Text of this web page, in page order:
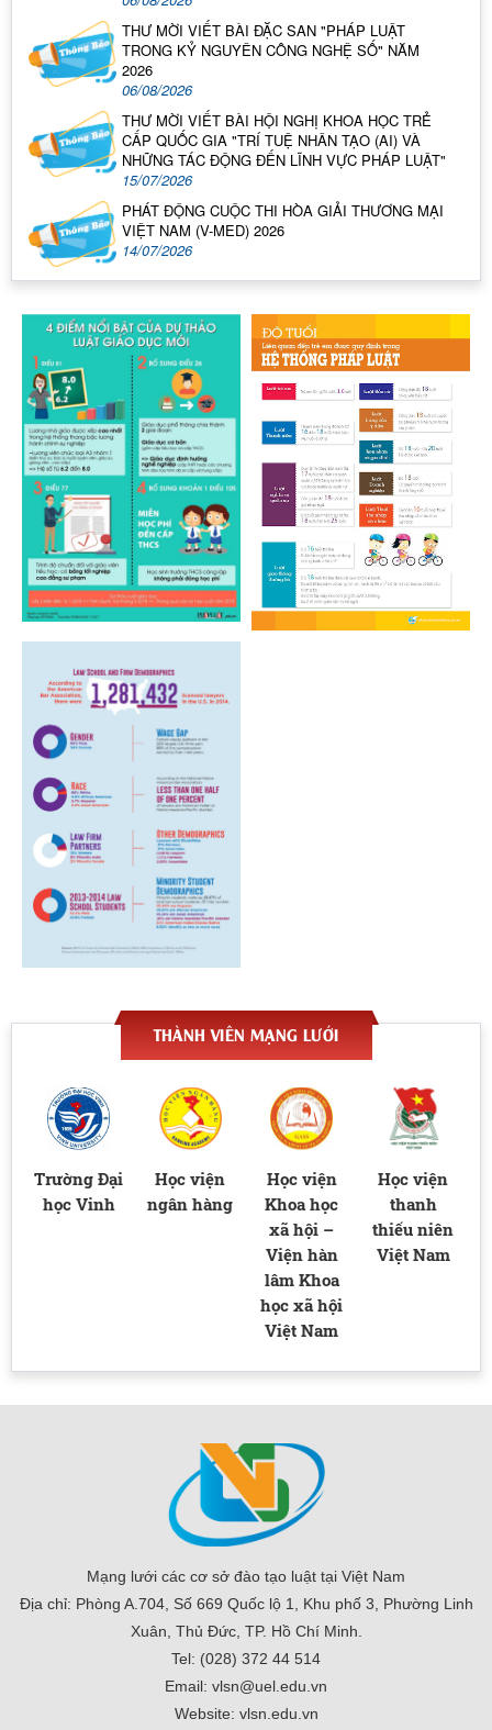
THƯ MỜI VIẾT BÀI ĐẶC SAN "PHÁP LUẬT
TRONG KỶ NGUYÊN CÔNG NGHỆ SỐ" NĂM
2026
06/08/2026
THƯ MỜI VIẾT BÀI HỘI NGHỊ KHOA HỌC TRẺ
CẤP QUỐC GIA "TRÍ TUỆ NHÂN TẠO (AI) VÀ
NHỮNG TÁC ĐỘNG ĐẾN LĨNH VỰC PHÁP LUẬT"
15/07/2026
PHÁT ĐỘNG CUỘC THI HÒA GIẢI THƯƠNG MẠI
VIỆT NAM (V-MED) 2026
14/07/2026
THÀNH VIÊN MẠNG LƯỚI
Trường Đại
học Vinh
Học viện
ngân hàng
Học viện
Khoa học
xã hội –
Viện hàn
lâm Khoa
học xã hội
Việt Nam
Học viện
thanh
thiếu niên
Việt Nam
Mạng lưới các cơ sở đào tạo luật tại Việt Nam
Địa chỉ: Phòng A.704, Số 669 Quốc lộ 1, Khu phố 3, Phường Linh
Xuân, Thủ Đức, TP. Hồ Chí Minh.
Tel: (028) 372 44 514
Email: vlsn@uel.edu.vn
Website: vlsn.edu.vn